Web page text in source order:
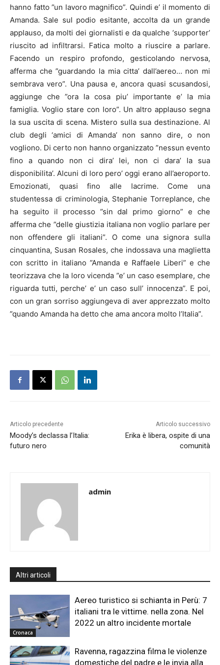
hanno fatto ”un lavoro magnifico”. Quindi e’ il momento di
Amanda. Sale sul podio esitante, accolta da un grande
applauso, da molti dei giornalisti e da qualche ‘supporter’
riuscito ad infiltrarsi. Fatica molto a riuscire a parlare.
Facendo un respiro profondo, gesticolando nervosa,
afferma che ”guardando la mia citta’ dall’aereo… non mi
sembrava vero”. Una pausa e, ancora quasi scusandosi,
aggiunge che ”ora la cosa piu’ importante e’ la mia
famiglia. Voglio stare con loro”. Un altro applauso segna
la sua uscita di scena. Mistero sulla sua destinazione. Al
club degli ‘amici di Amanda’ non sanno dire, o non
vogliono. Di certo non hanno organizzato ”nessun evento
fino a quando non ci dira’ lei, non ci dara’ la sua
disponibilita’. Alcuni di loro pero’ oggi erano all’aeroporto.
Emozionati, quasi fino alle lacrime. Come una
studentessa di criminologia, Stephanie Torreplance, che
ha seguito il processo ”sin dal primo giorno” e che
afferma che ”delle giustizia italiana non voglio parlare per
non offendere gli italiani”. O come una signora sulla
cinquantina, Susan Rosales, che indossava una maglietta
con scritto in italiano ”Amanda e Raffaele Liberi” e che
teorizzava che la loro vicenda ”e’ un caso esemplare, che
riguarda tutti, perche’ e’ un caso sull’ innocenza”. E poi,
con un gran sorriso aggiungeva di aver apprezzato molto
”quando Amanda ha detto che ama ancora molto l’Italia”.
Articolo precedente
Moody’s declassa l’Italia:
futuro nero
Articolo successivo
Erika è libera, ospite di una
comunità
admin
Altri articoli
Cronaca
Aereo turistico si schianta in Perù: 7
italiani tra le vittime. nella zona. Nel
2022 un altro incidente mortale
Ravenna, ragazzina filma le violenze
domestiche del padre e le invia alla